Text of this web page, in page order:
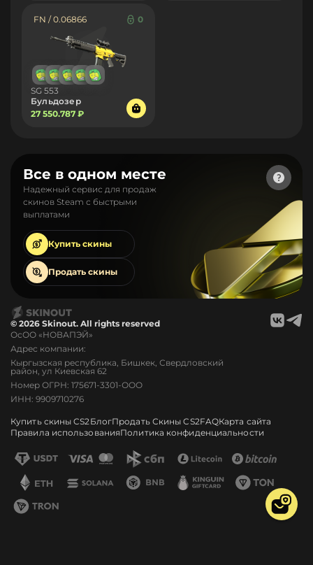
FN / 0.06866 0
SG 553
Бульдозер
27 550.787 ₽
Все в одном месте
Надежный сервис для продаж
скинов Steam с быстрыми
выплатами
Купить скины
Продать скины
© 2026 Skinout. All rights reserved
ОсОО «НОВАПЭЙ»
Адрес компании:
Кыргызская республика, Бишкек, Свердловский
район, ул Киевская 62
Номер ОГРН: 175671-3301-ООО
ИНН: 9909710276
Купить скины CS2 БлогПродать Скины CS2FAQКарта сайта
Правила использованияПолитика конфиденциальности